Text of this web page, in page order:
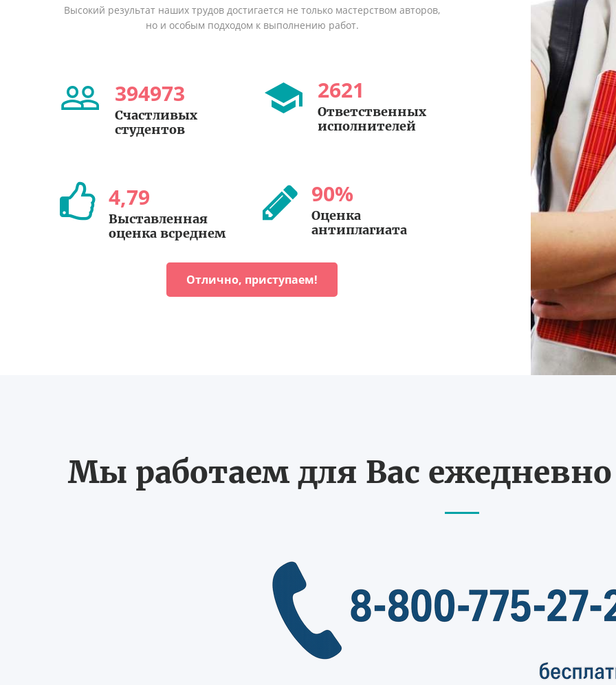
Высокий результат наших трудов достигается не только мастерством авторов,
но и особым подходом к выполнению работ.
394973
Счастливых
студентов
2621
Ответственных
исполнителей
4,79
Выставленная
оценка всреднем
90%
Оценка
антиплагиата
Отлично, приступаем!
Мы работаем для Вас ежедневно